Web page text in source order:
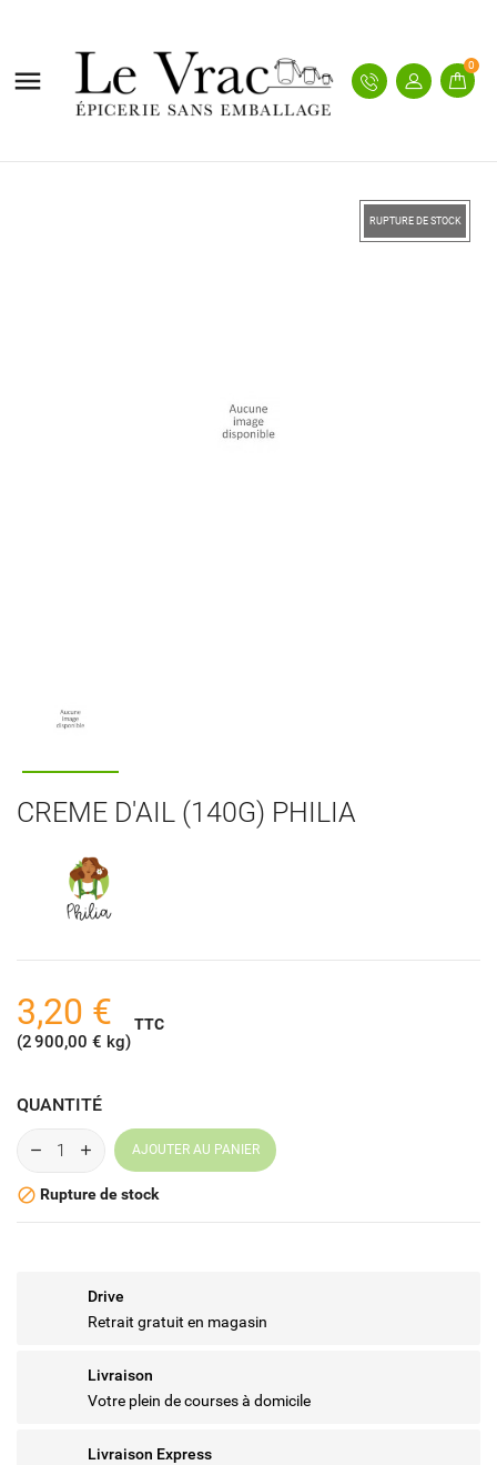
 0
RUPTURE DE STOCK
CREME D'AIL (140G) PHILIA
3,20 €
(2 900,00 € kg)
TTC
QUANTITÉ
AJOUTER AU PANIER
 Rupture de stock
Drive
Retrait gratuit en magasin
Livraison
Votre plein de courses à domicile
Livraison Express